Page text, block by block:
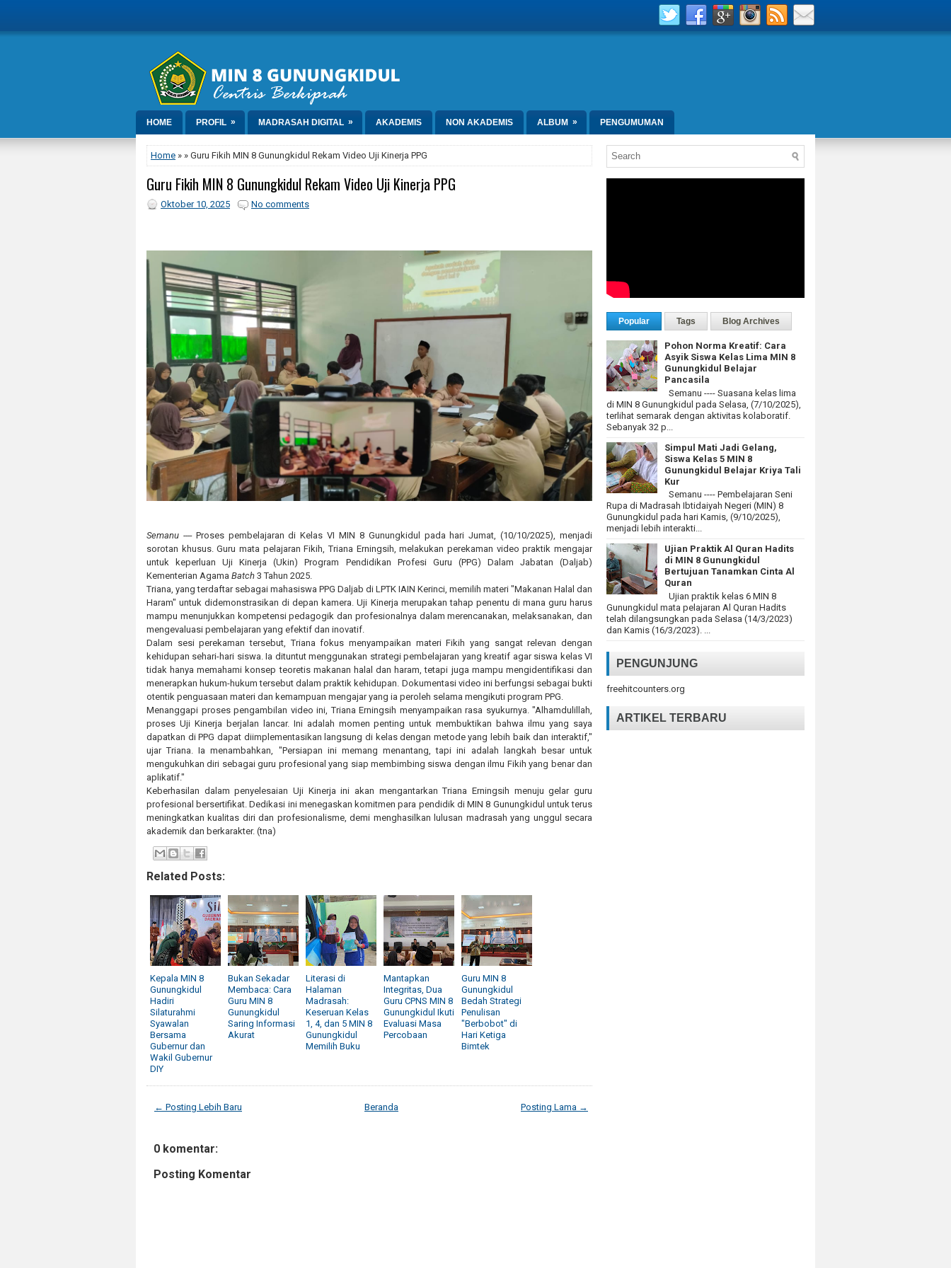
HOME PROFIL » MADRASAH DIGITAL » AKADEMIS NON AKADEMIS ALBUM » PENGUMUMAN
Home » » Guru Fikih MIN 8 Gunungkidul Rekam Video Uji Kinerja PPG
Guru Fikih MIN 8 Gunungkidul Rekam Video Uji Kinerja PPG
Oktober 10, 2025 No comments
Semanu ---- Proses pembelajaran di Kelas VI MIN 8 Gunungkidul pada hari Jumat, (10/10/2025), menjadi
sorotan khusus. Guru mata pelajaran Fikih, Triana Erningsih, melakukan perekaman video praktik mengajar
untuk keperluan Uji Kinerja (Ukin) Program Pendidikan Profesi Guru (PPG) Dalam Jabatan (Daljab)
Kementerian Agama Batch 3 Tahun 2025.
Triana, yang terdaftar sebagai mahasiswa PPG Daljab di LPTK IAIN Kerinci, memilih materi "Makanan Halal dan
Haram" untuk didemonstrasikan di depan kamera. Uji Kinerja merupakan tahap penentu di mana guru harus
mampu menunjukkan kompetensi pedagogik dan profesionalnya dalam merencanakan, melaksanakan, dan
mengevaluasi pembelajaran yang efektif dan inovatif.
Dalam sesi perekaman tersebut, Triana fokus menyampaikan materi Fikih yang sangat relevan dengan
kehidupan sehari-hari siswa. Ia dituntut menggunakan strategi pembelajaran yang kreatif agar siswa kelas VI
tidak hanya memahami konsep teoretis makanan halal dan haram, tetapi juga mampu mengidentifikasi dan
menerapkan hukum-hukum tersebut dalam praktik kehidupan. Dokumentasi video ini berfungsi sebagai bukti
otentik penguasaan materi dan kemampuan mengajar yang ia peroleh selama mengikuti program PPG.
Menanggapi proses pengambilan video ini, Triana Erningsih menyampaikan rasa syukurnya. "Alhamdulillah,
proses Uji Kinerja berjalan lancar. Ini adalah momen penting untuk membuktikan bahwa ilmu yang saya
dapatkan di PPG dapat diimplementasikan langsung di kelas dengan metode yang lebih baik dan interaktif,"
ujar Triana. Ia menambahkan, "Persiapan ini memang menantang, tapi ini adalah langkah besar untuk
mengukuhkan diri sebagai guru profesional yang siap membimbing siswa dengan ilmu Fikih yang benar dan
aplikatif."
Keberhasilan dalam penyelesaian Uji Kinerja ini akan mengantarkan Triana Erningsih menuju gelar guru
profesional bersertifikat. Dedikasi ini menegaskan komitmen para pendidik di MIN 8 Gunungkidul untuk terus
meningkatkan kualitas diri dan profesionalisme, demi menghasilkan lulusan madrasah yang unggul secara
akademik dan berkarakter. (tna)
Related Posts:
Kepala MIN 8
Gunungkidul
Hadiri
Silaturahmi
Syawalan
Bersama
Gubernur dan
Wakil Gubernur
DIY
Bukan Sekadar
Membaca: Cara
Guru MIN 8
Gunungkidul
Saring Informasi
Akurat
Literasi di
Halaman
Madrasah:
Keseruan Kelas
1, 4, dan 5 MIN 8
Gunungkidul
Memilih Buku
Mantapkan
Integritas, Dua
Guru CPNS MIN 8
Gunungkidul Ikuti
Evaluasi Masa
Percobaan
Guru MIN 8
Gunungkidul
Bedah Strategi
Penulisan
"Berbobot" di
Hari Ketiga
Bimtek
← Posting Lebih Baru Posting Lama →
Beranda
0 komentar:
Posting Komentar
Popular Tags Blog Archives
Pohon Norma Kreatif: Cara
Asyik Siswa Kelas Lima MIN 8
Gunungkidul Belajar
Pancasila
Semanu ---- Suasana kelas lima
di MIN 8 Gunungkidul pada Selasa, (7/10/2025),
terlihat semarak dengan aktivitas kolaboratif.
Sebanyak 32 p...
Simpul Mati Jadi Gelang,
Siswa Kelas 5 MIN 8
Gunungkidul Belajar Kriya Tali
Kur
Semanu ---- Pembelajaran Seni
Rupa di Madrasah Ibtidaiyah Negeri (MIN) 8
Gunungkidul pada hari Kamis, (9/10/2025),
menjadi lebih interakti...
Ujian Praktik Al Quran Hadits
di MIN 8 Gunungkidul
Bertujuan Tanamkan Cinta Al
Quran
Ujian praktik kelas 6 MIN 8
Gunungkidul mata pelajaran Al Quran Hadits
telah dilangsungkan pada Selasa (14/3/2023)
dan Kamis (16/3/2023). ...
PENGUNJUNG
freehitcounters.org
ARTIKEL TERBARU